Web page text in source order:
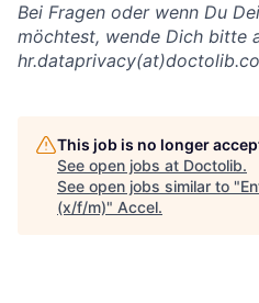
Bei Fragen oder wenn Du
möchtest, wende Dich bitte
This job is no longer
See open jobs at Doctolib.
See open jobs similar to "
(x/f/m)" Accel.